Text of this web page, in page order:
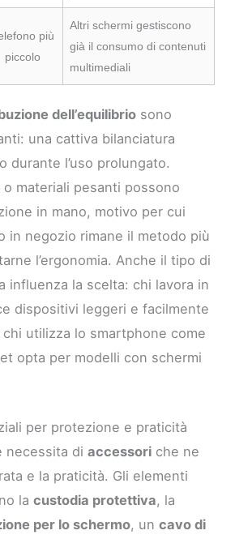
più
piccolo
Altri schermi gestiscono
già il consumo di contenuti
multimediali
dell’equilibrio sono
una cattiva bilanciatura
durante l’uso prolungato.
materiali pesanti possono
in mano, motivo per cui
in negozio rimane il metodo più
l’ergonomia. Anche il tipo di
influenza la scelta: chi lavora in
dispositivi leggeri e facilmente
utilizza lo smartphone come
opta per modelli con schermi
per protezione e praticità
necessita diaccessori che ne
e la praticità. Gli elementi
lacustodia protettiva, la
per lo schermo, uncavo di